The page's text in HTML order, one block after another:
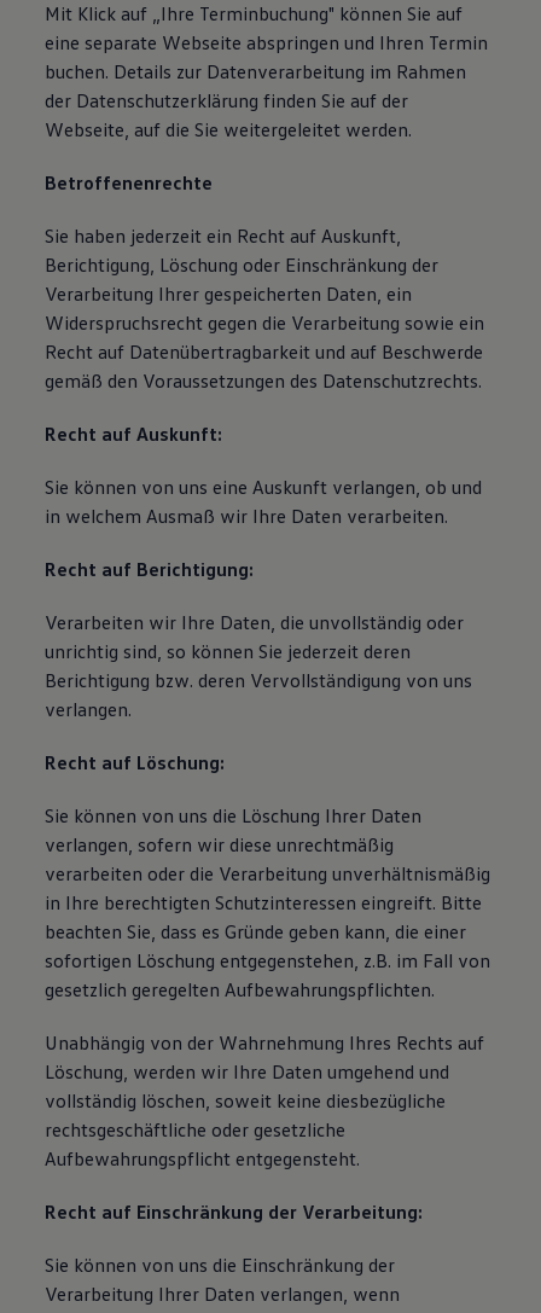
Mit Klick auf „Ihre Terminbuchung" können Sie auf
eine separate Webseite abspringen und Ihren Termin
buchen. Details zur Datenverarbeitung im Rahmen
der Datenschutzerklärung finden Sie auf der
Webseite, auf die Sie weitergeleitet werden.
Betroffenenrechte
Sie haben jederzeit ein Recht auf Auskunft,
Berichtigung, Löschung oder Einschränkung der
Verarbeitung Ihrer gespeicherten Daten, ein
Widerspruchsrecht gegen die Verarbeitung sowie ein
Recht auf Datenübertragbarkeit und auf Beschwerde
gemäß den Voraussetzungen des Datenschutzrechts.
Recht auf Auskunft:
Sie können von uns eine Auskunft verlangen, ob und
in welchem Ausmaß wir Ihre Daten verarbeiten.
Recht auf Berichtigung:
Verarbeiten wir Ihre Daten, die unvollständig oder
unrichtig sind, so können Sie jederzeit deren
Berichtigung bzw. deren Vervollständigung von uns
verlangen.
Recht auf Löschung:
Sie können von uns die Löschung Ihrer Daten
verlangen, sofern wir diese unrechtmäßig
verarbeiten oder die Verarbeitung unverhältnismäßig
in Ihre berechtigten Schutzinteressen eingreift. Bitte
beachten Sie, dass es Gründe geben kann, die einer
sofortigen Löschung entgegenstehen, z.B. im Fall von
gesetzlich geregelten Aufbewahrungspflichten.
Unabhängig von der Wahrnehmung Ihres Rechts auf
Löschung, werden wir Ihre Daten umgehend und
vollständig löschen, soweit keine diesbezügliche
rechtsgeschäftliche oder gesetzliche
Aufbewahrungspflicht entgegensteht.
Recht auf Einschränkung der Verarbeitung:
Sie können von uns die Einschränkung der
Verarbeitung Ihrer Daten verlangen, wenn